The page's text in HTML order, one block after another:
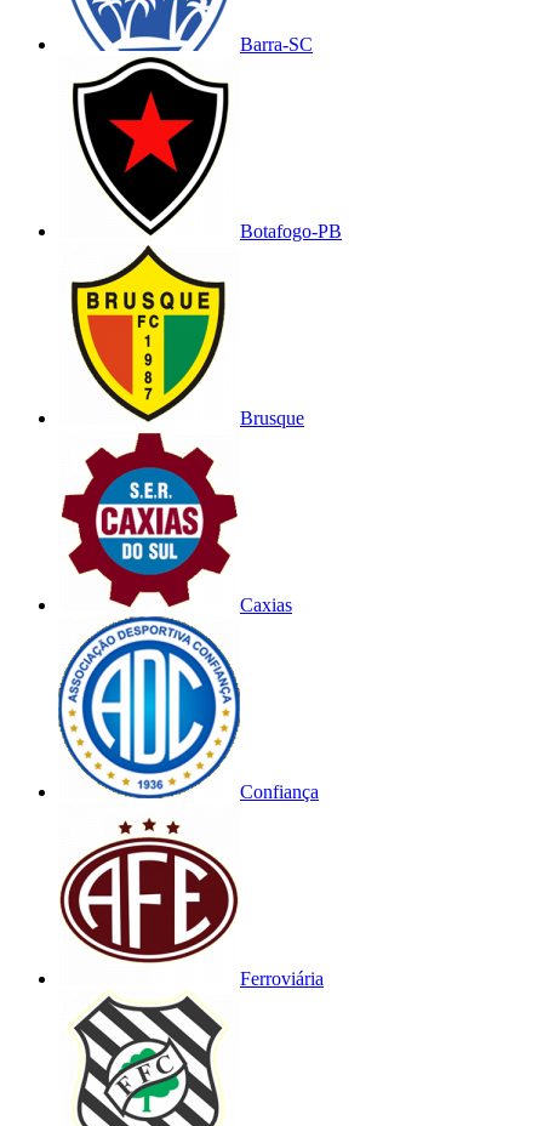
Barra-SC
Botafogo-PB
Brusque
Caxias
Confiança
Ferroviária